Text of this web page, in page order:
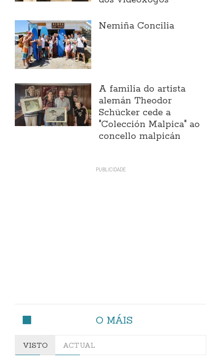
Nemiña Concilia
A familia do artista
alemán Theodor
Schücker cede a
"Colección Malpica" ao
concello malpicán
O MÁIS
VISTO ACTUAL